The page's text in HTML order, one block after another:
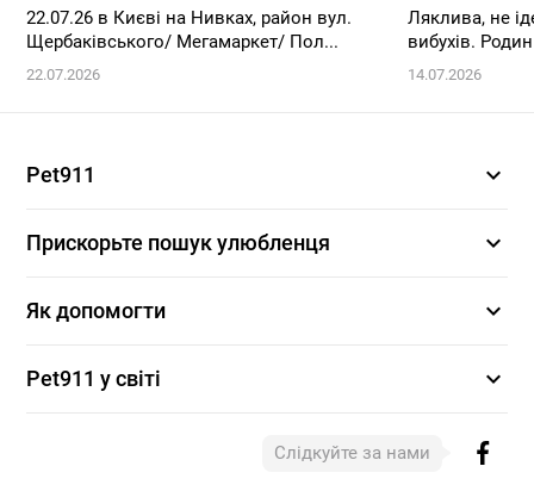
22.07.26 в Києві на Нивках, район вул.
Щербаківського/ Мегамаркет/ Пол...
22.07.2026
Ляклива, не
вибухів.
14.07.2026
Pet911 expand_more
Прискорьте пошук улюбленця expand_more
Як допомогти expand_more
Pet911 у світі expand_more
Слідкуйте за нами